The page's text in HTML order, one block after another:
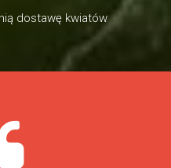
dostawę kwiatów